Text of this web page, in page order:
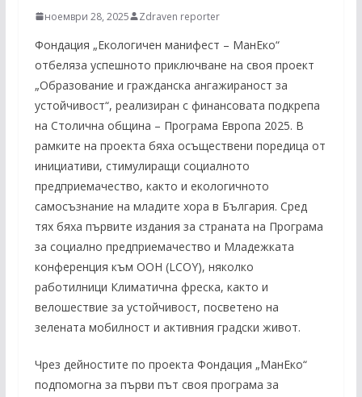
ноември 28, 2025 Zdraven reporter
Фондация „Екологичен манифест – МанЕко“
отбеляза успешното приключване на своя проект
„Образование и гражданска ангажираност за
устойчивост“, реализиран с финансовата подкрепа
на Столична община – Програма Европа 2025. В
рамките на проекта бяха осъществени поредица от
инициативи, стимулиращи социалното
предприемачество, както и екологичното
самосъзнание на младите хора в България. Сред
тях бяха първите издания за страната на Програма
за социално предприемачество и Младежката
конференция към ООН (LCOY), няколко
работилници Климатична фреска, както и
велошествие за устойчивост, посветено на
зелената мобилност и активния градски живот.
Чрез дейностите по проекта Фондация „МанЕко“
подпомогна за първи път своя програма за